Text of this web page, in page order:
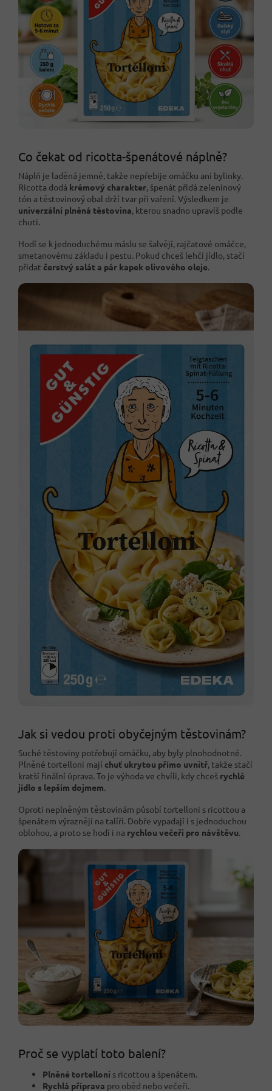
Co čekat od ricotta-špenátové náplně?
Náplň je laděná jemně, takže nepřebije omáčku ani bylinky.
Ricotta dodá krémový charakter, špenát přidá zeleninový
tón a těstovinový obal drží tvar při vaření. Výsledkem je
univerzální plněná těstovina, kterou snadno upravíš podle
chuti.
Hodí se k jednoduchému máslu se šalvějí, rajčatové omáčce,
smetanovému základu i pestu. Pokud chceš lehčí jídlo, stačí
přidat čerstvý salát a pár kapek olivového oleje.
Jak si vedou proti obyčejným těstovinám?
Suché těstoviny potřebují omáčku, aby byly plnohodnotné.
Plněné tortelloni mají chuť ukrytou přímo uvnitř, takže stačí
kratší finální úprava. To je výhoda ve chvíli, kdy chceš rychlé
jídlo s lepším dojmem.
Oproti neplněným těstovinám působí tortelloni s ricottou a
špenátem výrazněji na talíři. Dobře vypadají i s jednoduchou
oblohou, a proto se hodí i na rychlou večeři pro návštěvu.
Proč se vyplatí toto balení?
Plněné tortelloni s ricottou a špenátem.
Rychlá příprava pro oběd nebo večeři.